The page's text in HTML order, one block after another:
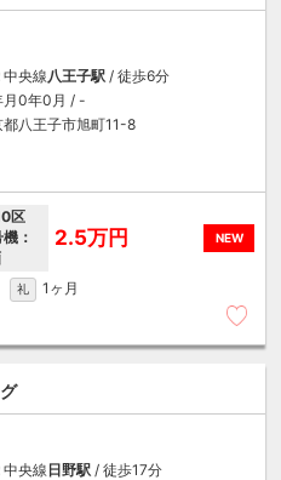
中央線八王子駅 / 徒歩6分
月0年0月 / -
都八王子市旭町11-8
NEW
区
：
2.5万円
礼
1ヶ月
中央線 日野駅 / 徒歩17分